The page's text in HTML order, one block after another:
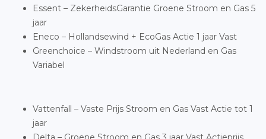
Essent – ZekerheidsGarantie Groene Stroom en Gas 5
jaar
Eneco – Hollandsewind + EcoGas Actie 1 jaar Vast
Greenchoice – Windstroom uit Nederland en Gas
Variabel
Vattenfall – Vaste Prijs Stroom en Gas Vast Actie tot 1
jaar